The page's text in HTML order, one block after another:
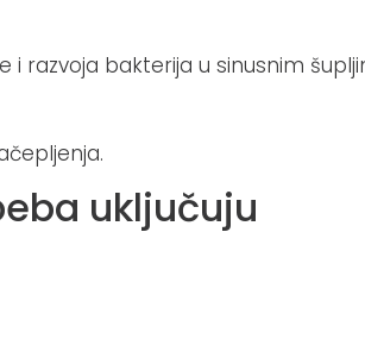
i razvoja bakterija u sinusnim
uključuju